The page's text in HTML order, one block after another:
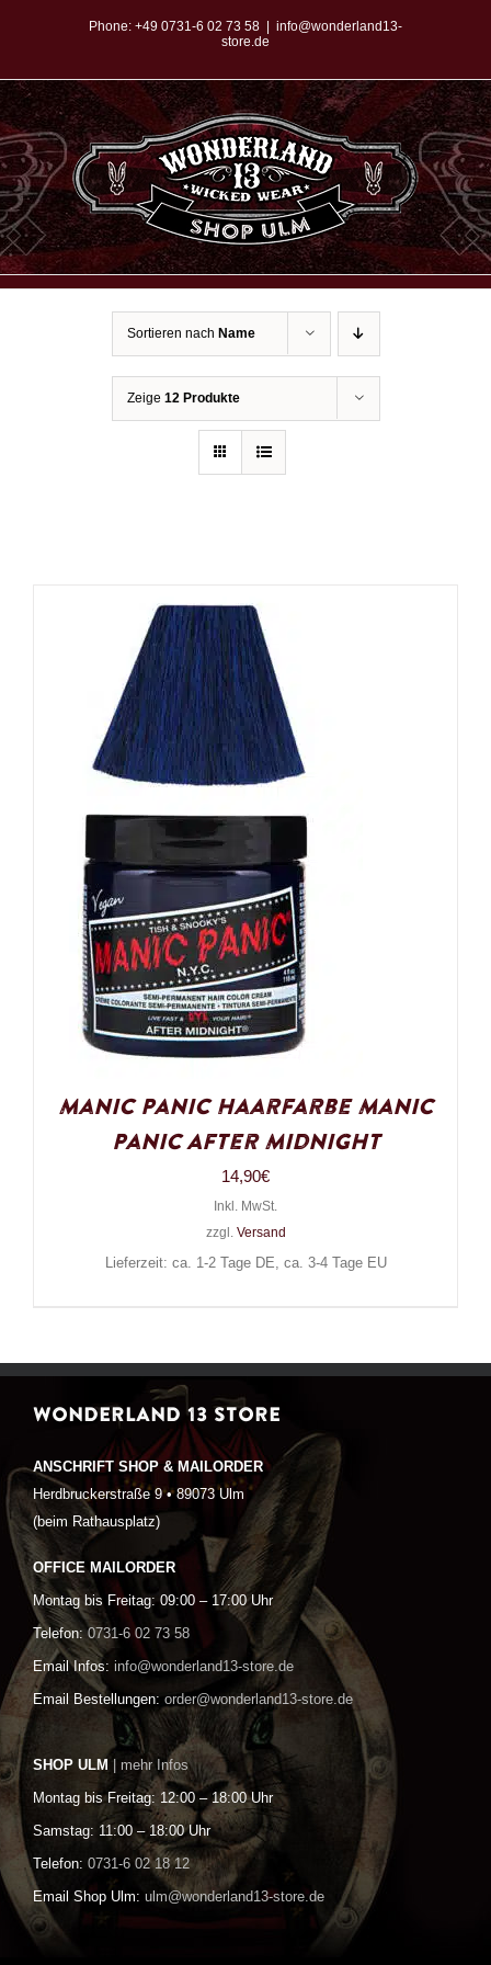
springen
Phone: +49 0731-6 02 73 58
info@wonderland13-
store.de
Sortieren nach Name
Zeige 12 Produkte
Manic Panic Haarfarbe Manic
Panic After Midnight
14,90€
Inkl. MwSt.
zzgl. Versand
Lieferzeit: ca. 1-2 Tage DE, ca. 3-4 Tage EU
WONDERLAND 13 STORE
ANSCHRIFT SHOP & MAILORDER
Herdbruckerstraße 9 • 89073 Ulm
(beim Rathausplatz)
OFFICE MAILORDER
Montag bis Freitag: 09:00 – 17:00 Uhr
Telefon: 0731-6 02 73 58
Email Infos: info@wonderland13-store.de
Email Bestellungen: order@wonderland13-store.de
SHOP ULM | mehr Infos
Montag bis Freitag: 12:00 – 18:00 Uhr
Samstag: 11:00 – 18:00 Uhr
Telefon: 0731-6 02 18 12
Email Shop Ulm: ulm@wonderland13-store.de